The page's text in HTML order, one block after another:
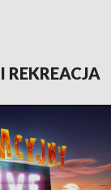
REKREACJA